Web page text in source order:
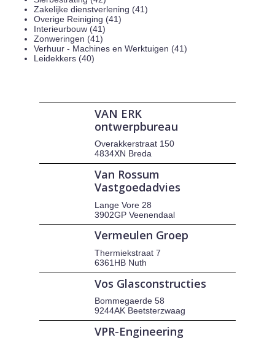
Zakelijke dienstverlening (41)
Overige Reiniging (41)
Interieurbouw (41)
Zonweringen (41)
Verhuur - Machines en Werktuigen (41)
Leidekkers (40)
VAN ERK
ontwerpbureau
Overakkerstraat 150
4834XN Breda
Van Rossum
Vastgoedadvies
Lange Vore 28
3902GP Veenendaal
Vermeulen Groep
Thermiekstraat 7
6361HB Nuth
Vos Glasconstructies
Bommegaerde 58
9244AK Beetsterzwaag
VPR-Engineering